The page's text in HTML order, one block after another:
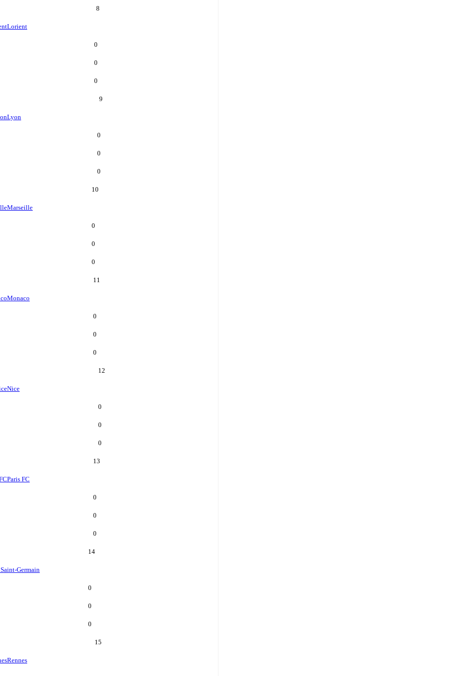
8
Lorient
0
0
0
9
Lyon
0
0
0
10
Marseille
0
0
0
11
Monaco
0
0
0
12
Nice
0
0
0
13
Paris FC
0
0
0
14
Germain
0
0
0
15
Rennes